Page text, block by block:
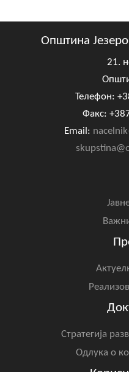
Општина
21.
Телефон:
Факс:
Email:
Стратегија
Одлука о